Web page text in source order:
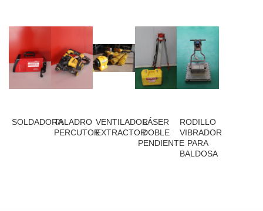
SOLDADORATALADRO
PERCUTOR
VENTILADOR
EXTRACTOR
LÁSER
DOBLE
PENDIENTE
RODILLO
VIBRADOR
PARA
BALDOSA